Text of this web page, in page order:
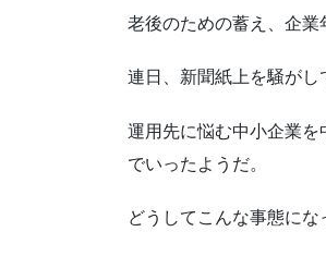
老後のための蓄え、企業
連日、新聞紙上を騒がし
運用先に悩む中小企業
でいったようだ。
どうしてこんな事態にな